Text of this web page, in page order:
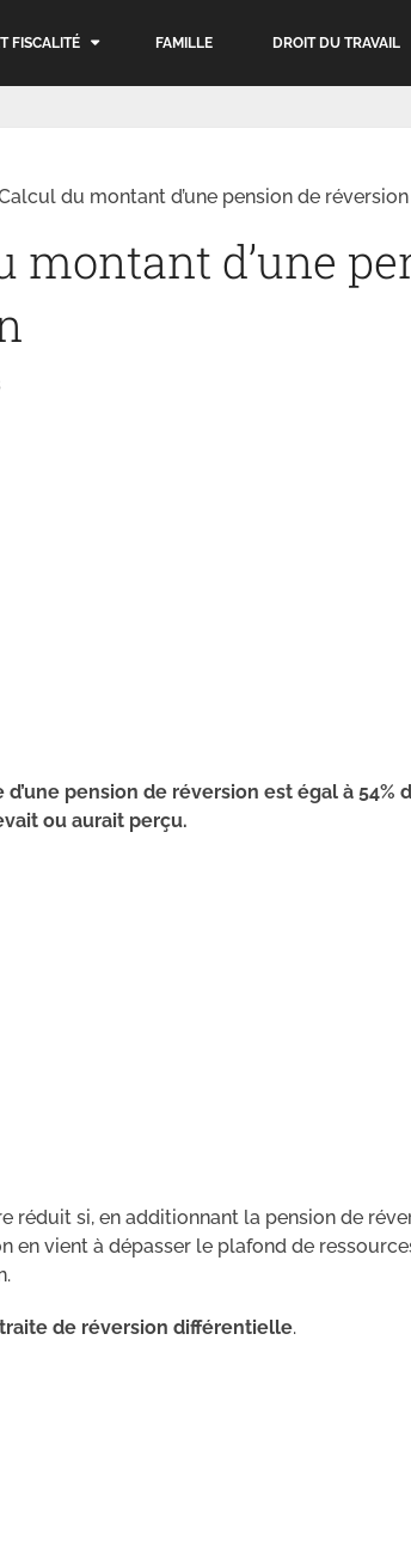
FISCALITÉ FAMILLE DROIT DU TRAVAIL
du montant d’une pension de réversion
montant d’une
pension de réversion est égal à 54%
ou aurait perçu.
réduit si, en additionnant la pension de
en vient à dépasser le plafond de
de réversion différentielle.